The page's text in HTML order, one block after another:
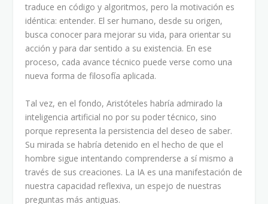
traduce en código y algoritmos, pero la motivación es
idéntica: entender. El ser humano, desde su origen,
busca conocer para mejorar su vida, para orientar su
acción y para dar sentido a su existencia. En ese
proceso, cada avance técnico puede verse como una
nueva forma de filosofía aplicada.
Tal vez, en el fondo, Aristóteles habría admirado la
inteligencia artificial no por su poder técnico, sino
porque representa la persistencia del deseo de saber.
Su mirada se habría detenido en el hecho de que el
hombre sigue intentando comprenderse a sí mismo a
través de sus creaciones. La IA es una manifestación de
nuestra capacidad reflexiva, un espejo de nuestras
preguntas más antiguas.